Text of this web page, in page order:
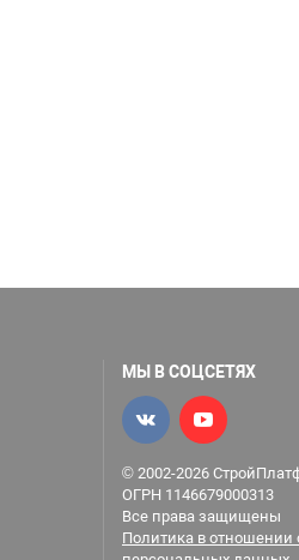
МЫ В СОЦСЕТЯХ
© 2002-2026
ОГРН 1146679000313
Все права защищены
Политика в отношении